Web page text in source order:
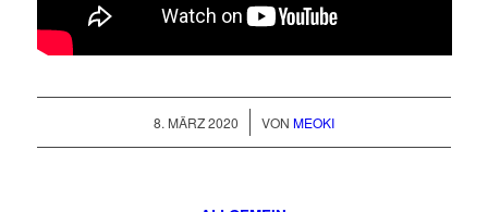
8. MÄRZ 2020
/ VON MEOKI